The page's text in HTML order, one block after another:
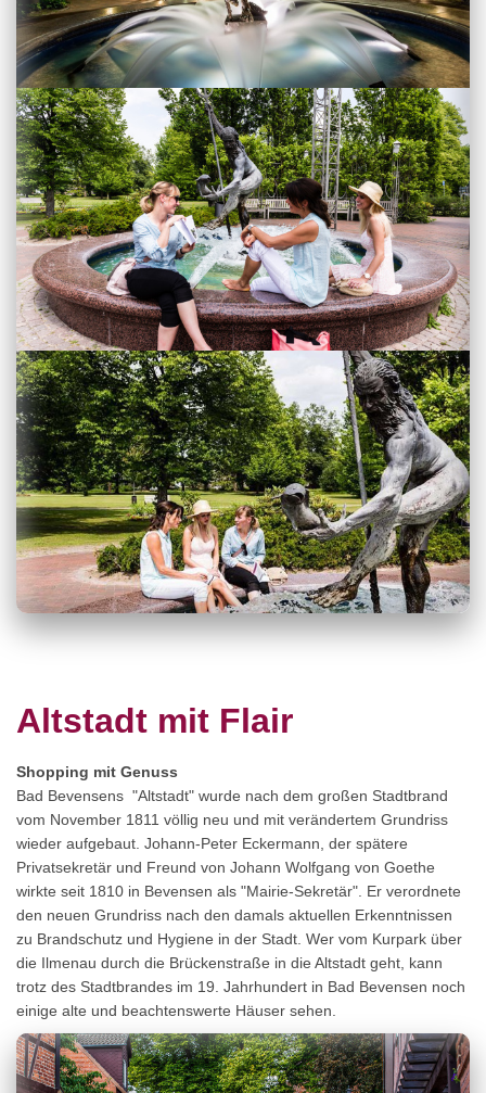
Altstadt mit Flair
Shopping mit Genuss
Bad Bevensens "Altstadt" wurde nach dem großen Stadtbrand
vom November 1811 völlig neu und mit verändertem Grundriss
wieder aufgebaut. Johann-Peter Eckermann, der spätere
Privatsekretär und Freund von Johann Wolfgang von Goethe
wirkte seit 1810 in Bevensen als "Mairie-Sekretär". Er verordnete
den neuen Grundriss nach den damals aktuellen Erkenntnissen
zu Brandschutz und Hygiene in der Stadt. Wer vom Kurpark über
die Ilmenau durch die Brückenstraße in die Altstadt geht, kann
trotz des Stadtbrandes im 19. Jahrhundert in Bad Bevensen noch
einige alte und beachtenswerte Häuser sehen.